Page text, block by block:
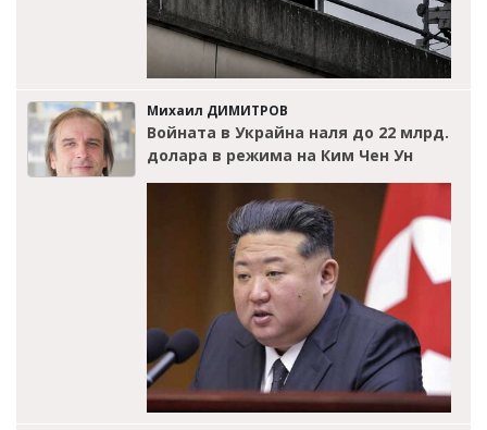
Михаил ДИМИТРОВ
Войната в Украйна наля до 22 млрд.
долара в режима на Ким Чен Ун